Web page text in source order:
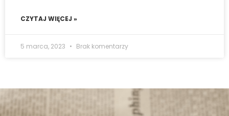
CZYTAJ WIĘCEJ »
5 marca, 2023 Brak komentarzy